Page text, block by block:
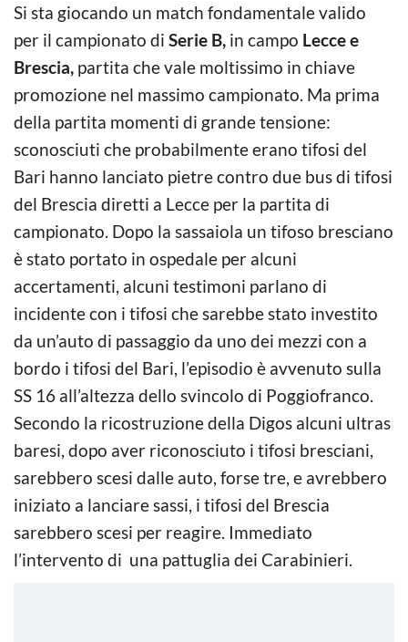
Si sta giocando un match fondamentale valido
per il campionato di Serie B, in campo Lecce e
Brescia, partita che vale moltissimo in chiave
promozione nel massimo campionato. Ma prima
della partita momenti di grande tensione:
sconosciuti che probabilmente erano tifosi del
Bari hanno lanciato pietre contro due bus di tifosi
del Brescia diretti a Lecce per la partita di
campionato. Dopo la sassaiola un tifoso bresciano
è stato portato in ospedale per alcuni
accertamenti, alcuni testimoni parlano di
incidente con i tifosi che sarebbe stato investito
da un’auto di passaggio da uno dei mezzi con a
bordo i tifosi del Bari, l’episodio è avvenuto sulla
SS 16 all’altezza dello svincolo di Poggiofranco.
Secondo la ricostruzione della Digos alcuni ultras
baresi, dopo aver riconosciuto i tifosi bresciani,
sarebbero scesi dalle auto, forse tre, e avrebbero
iniziato a lanciare sassi, i tifosi del Brescia
sarebbero scesi per reagire. Immediato
l’intervento di una pattuglia dei Carabinieri.